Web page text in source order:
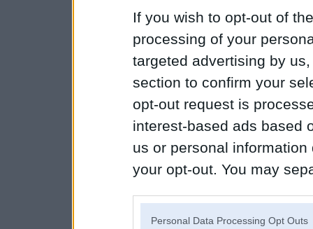
If you wish to opt-out of
processing of your
targeted advertising by
section to confirm your
opt-out request is
interest-based ads based
us or personal
your opt-out. You may
Personal Data Processing Opt Outs